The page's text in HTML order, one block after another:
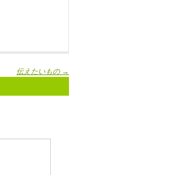
伝えたいもの →